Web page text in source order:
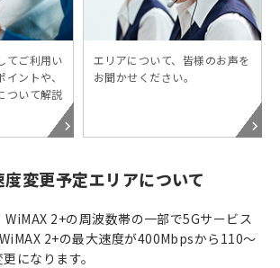
てご利用い
ントや、
ついて解説
エリアについて、皆様のお声を
お聞かせください。
変更予定エリアについて
2+の周波数帯の一部で5Gサービス
2+の最大速度が400Mbpsから110～
になります。